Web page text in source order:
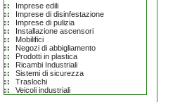
Imprese edili
Imprese di disinfestazione
Imprese di pulizia
Installazione ascensori
Mobilifici
Negozi di abbigliamento
Prodotti in plastica
Ricambi Industriali
Sistemi di sicurezza
Traslochi
Veicoli industriali